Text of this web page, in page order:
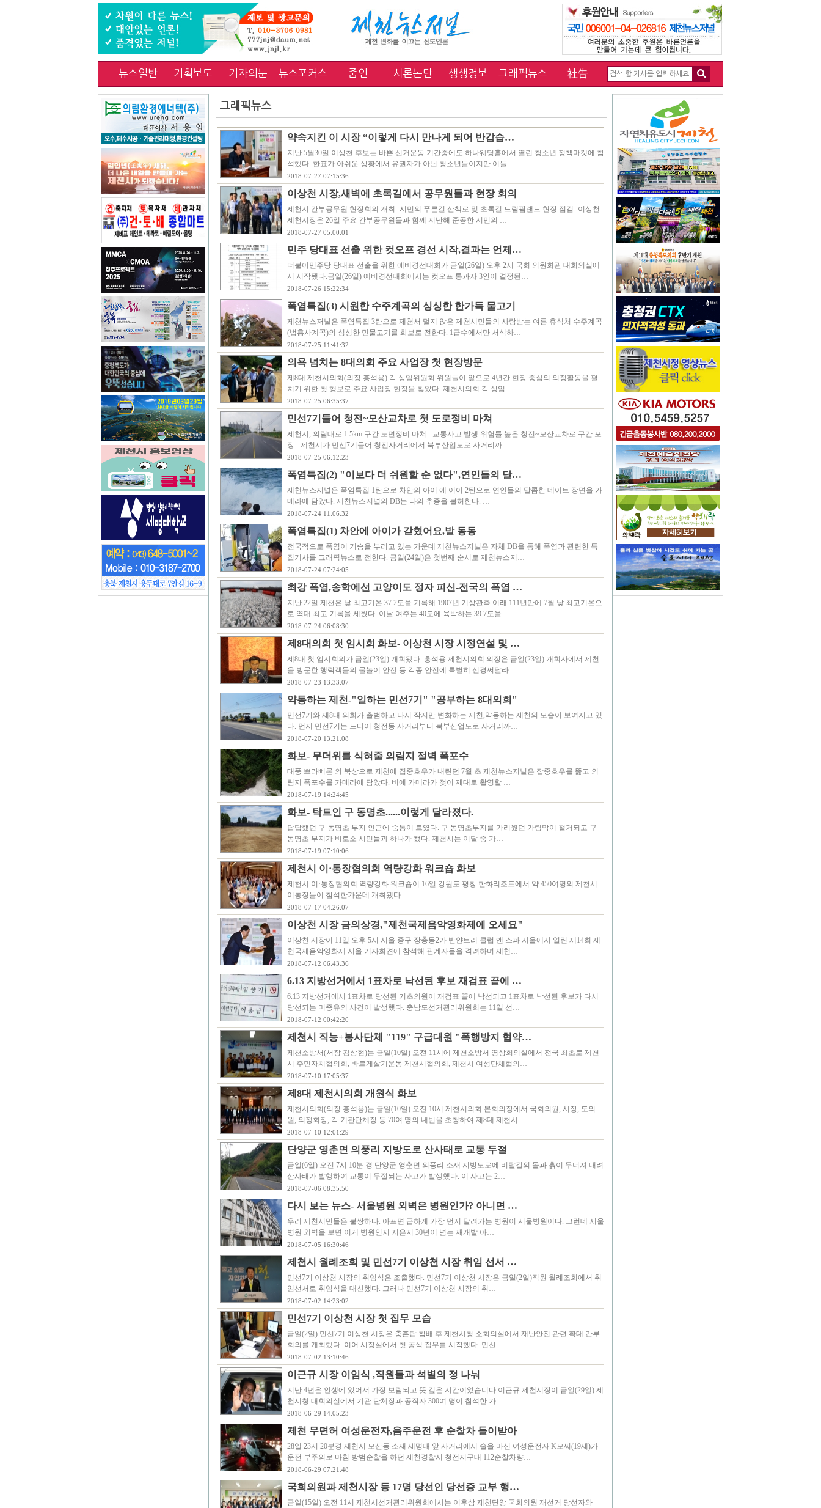
뉴스일반 기획보도 기자의눈 뉴스포커스 줌인 시론논단 생생정보 그래픽뉴스 社告
그래픽뉴스
약속지킨 이 시장 “이렇게 다시 만나게 되어 반갑습…
지난 5월30일 이상천 후보는 바쁜 선거운동 기간중에도 하나웨딩홀에서 열린 청소년 정책마켓에 참
석했다. 한표가 아쉬운 상황에서 유권자가 아닌 청소년들이지만 이들…
2018-07-27 07:15:36
이상천 시장,새벽에 초록길에서 공무원들과 현장 회의
제천시 간부공무원 현장회의 개최 -시민의 푸른길 산책로 및 초록길 드림팜랜드 현장 점검- 이상천
제천시장은 26일 주요 간부공무원들과 함께 지난해 준공한 시민의 …
2018-07-27 05:00:01
민주 당대표 선출 위한 컷오프 경선 시작,결과는 언제…
더불어민주당 당대표 선출을 위한 예비경선대회가 금일(26일) 오후 2시 국회 의원회관 대회의실에
서 시작됐다.금일(26일) 예비경선대회에서는 컷오프 통과자 3인이 결정된…
2018-07-26 15:22:34
폭염특집(3) 시원한 수주계곡의 싱싱한 한가득 물고기
제천뉴스저널은 폭염특집 3탄으로 제천서 멀지 않은 제천시민들의 사랑받는 여름 휴식처 수주계곡
(법흥사계곡)의 싱싱한 민물고기를 화보로 전한다. 1급수에서만 서식하…
2018-07-25 11:41:32
의욕 넘치는 8대의회 주요 사업장 첫 현장방문
제8대 제천시의회(의장 홍석용) 각 상임위원회 위원들이 앞으로 4년간 현장 중심의 의정활동을 펼
치기 위한 첫 행보로 주요 사업장 현장을 찾았다. 제천시의회 각 상임…
2018-07-25 06:35:37
민선7기들어 청전~모산교차로 첫 도로정비 마쳐
제천시, 의림대로 1.5km 구간 노면정비 마쳐 - 교통사고 발생 위험률 높은 청전~모산교차로 구간 포
장 - 제천시가 민선7기들어 청전사거리에서 북부산업도로 사거리까…
2018-07-25 06:12:23
폭염특집(2) "이보다 더 쉬원할 순 없다",연인들의 달…
제천뉴스저널은 폭염특집 1탄으로 차안의 아이 에 이어 2탄으로 연인들의 달콤한 데이트 장면을 카
메라에 담았다. 제천뉴스저널의 DB는 타의 추종을 불허한다. …
2018-07-24 11:06:32
폭염특집(1) 차안에 아이가 갇혔어요,발 동동
전국적으로 폭염이 기승을 부리고 있는 가운데 제천뉴스저널은 자체 DB을 통해 폭염과 관련한 특
집기사를 그래픽뉴스로 전한다. 금일(24일)은 첫번째 순서로 제천뉴스저…
2018-07-24 07:24:05
최강 폭염,송학에선 고양이도 정자 피신-전국의 폭염 …
지난 22일 제천은 낮 최고기온 37.2도을 기록해 1907년 기상관측 이래 111년만에 7월 낮 최고기온으
로 역대 최고 기록을 세웠다. 이날 여주는 40도에 육박하는 39.7도을…
2018-07-24 06:08:30
제8대의회 첫 임시회 화보- 이상천 시장 시정연설 및 …
제8대 첫 임시회의가 금일(23일) 개회됐다. 홍석용 제천시의회 의장은 금일(23일) 개회사에서 제천
을 방문한 행락객들의 물놀이 안전 등 각종 안전에 특별히 신경써달라…
2018-07-23 13:33:07
약동하는 제천-"일하는 민선7기" "공부하는 8대의회"
민선7기와 제8대 의회가 출범하고 나서 작지만 변화하는 제천,약동하는 제천의 모습이 보여지고 있
다. 먼저 민선7기는 드디어 청전동 사거리부터 북부산업도로 사거리까…
2018-07-20 13:21:08
화보- 무더위를 식혀줄 의림지 절벽 폭포수
태풍 쁘라삐론 의 북상으로 제천에 집중호우가 내린던 7월 초 제천뉴스저널은 잡중호우를 뚫고 의
림지 폭포수를 카메라에 담았다. 비에 카메라가 젖어 제대로 촬영할 …
2018-07-19 14:24:45
화보- 탁트인 구 동명초......이렇게 달라졌다.
답답했던 구 동명초 부지 인근에 숨통이 트였다. 구 동명초부지를 가리웠던 가림막이 철거되고 구
동명초 부지가 비로소 시민들과 하나가 됐다. 제천시는 이달 중 가…
2018-07-19 07:10:06
제천시 이·통장협의회 역량강화 워크숍 화보
제천시 이·통장협의회 역량강화 워크숍이 16일 강원도 평창 한화리조트에서 약 450여명의 제천시
이통장들이 참석한가운데 개최됐다.
2018-07-17 04:26:07
이상천 시장 금의상경,"제천국제음악영화제에 오세요"
이상천 시장이 11일 오후 5시 서울 중구 장충동2가 반얀트리 클럽 앤 스파 서울에서 열린 제14회 제
천국제음악영화제 서울 기자회견에 참석해 관계자들을 격려하며 제천…
2018-07-12 06:43:36
6.13 지방선거에서 1표차로 낙선된 후보 재검표 끝에 …
6.13 지방선거에서 1표차로 당선된 기초의원이 재검표 끝에 낙선되고 1표차로 낙선된 후보가 다시
당선되는 미증유의 사건이 발생했다. 충남도선거관리위원회는 11일 선…
2018-07-12 00:42:20
제천시 직능+봉사단체 "119" 구급대원 "폭행방지 협약…
제천소방서(서장 김상현)는 금일(10일) 오전 11시에 제천소방서 영상회의실에서 전국 최초로 제천
시 주민자치협의회, 바르게살기운동 제천시협의회, 제천시 여성단체협의…
2018-07-10 17:05:37
제8대 제천시의회 개원식 화보
제천시의회(의장 홍석용)는 금일(10일) 오전 10시 제천시의회 본회의장에서 국회의원, 시장, 도의
원, 의정회장, 각 기관단체장 등 70여 명의 내빈을 초청하여 제8대 제천시…
2018-07-10 12:01:29
단양군 영춘면 의풍리 지방도로 산사태로 교통 두절
금일(6일) 오전 7시 10분 경 단양군 영춘면 의풍리 소재 지방도로에 비탈길의 돌과 흙이 무너져 내려
산사태가 발행하여 교통이 두절되는 사고가 발생했다. 이 사고는 2…
2018-07-06 08:35:50
다시 보는 뉴스- 서울병원 외벽은 병원인가? 아니면 …
우리 제천시민들은 불쌍하다. 아프면 급하게 가장 먼저 달려가는 병원이 서울병원이다. 그런데 서울
병원 외벽을 보면 이게 병원인지 지은지 30년이 넘는 재개발 아…
2018-07-05 16:30:46
제천시 월례조회 및 민선7기 이상천 시장 취임 선서 …
민선7기 이상천 시장의 취임식은 조촐했다. 민선7기 이상천 시장은 금일(2일)직원 월례조회에서 취
임선서로 취임식을 대신했다. 그러나 민선7기 이상천 시장의 취…
2018-07-02 14:23:02
민선7기 이상천 시장 첫 집무 모습
금일(2일) 민선7기 이상천 시장은 충혼탑 참배 후 제천시청 소회의실에서 재난안전 관련 확대 간부
회의를 개최했다. 이어 시장실에서 첫 공식 집무를 시작했다. 민선…
2018-07-02 13:10:46
이근규 시장 이임식 ,직원들과 석별의 정 나눠
지난 4년은 인생에 있어서 가장 보람되고 뜻 깊은 시간이었습니다 이근규 제천시장이 금일(29일) 제
천시청 대회의실에서 기관 단체장과 공직자 300여 명이 참석한 가…
2018-06-29 14:05:23
제천 무면허 여성운전자,음주운전 후 순찰차 들이받아
28일 23시 20분경 제천시 모산동 소재 세명대 앞 사거리에서 술을 마신 여성운전자 K모씨(19세)가
운전 부주의로 마침 방범순찰을 하던 제천경찰서 청전지구대 112순찰차량…
2018-06-29 07:21:48
국회의원과 제천시장 등 17명 당선인 당선증 교부 행…
금일(15일) 오전 11시 제천시선거관리위원회에서는 이후삼 제천단앙 국회의원 재선거 당선자와